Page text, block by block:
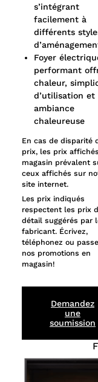
s’intégrant
facilement à
différents
Foyer
performant
chaleur,
d’utilisation et
ambiance
chaleureuse
En cas de disparité
prix, les prix
magasin prévalent
ceux affichés sur
site internet.
Les prix indiqués
respectent les prix
détail suggérés par
fabricant. Écrivez,
téléphonez ou
nos promotions en
magasin!
Demandez
une
soumission